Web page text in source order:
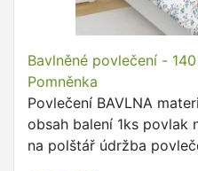
Bavlněné povlečení -
Pomněnka
Povlečení BAVLNA
obsah balení 1ks povlak
na polštář údržba